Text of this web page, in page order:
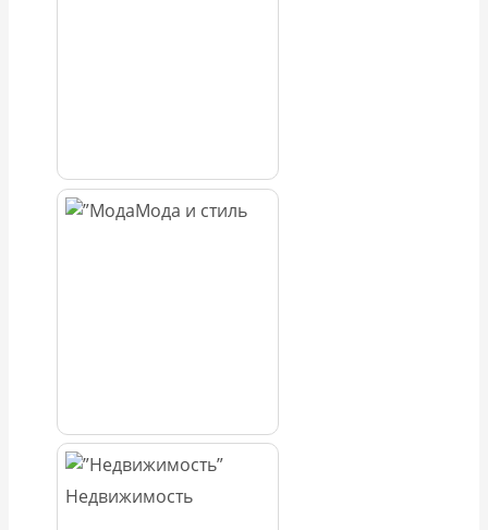
Мода и стиль
Недвижимость